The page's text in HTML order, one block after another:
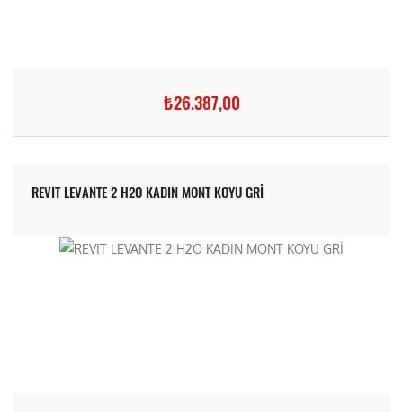
₺26.387,00
REVIT LEVANTE 2 H2O KADIN MONT KOYU GRİ